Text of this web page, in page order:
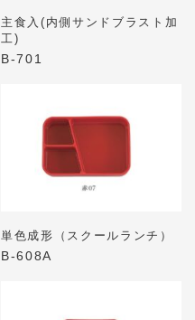
主食入(内側サンドブラスト加
工)
B-701
単色成形（スクールランチ）
B-608A